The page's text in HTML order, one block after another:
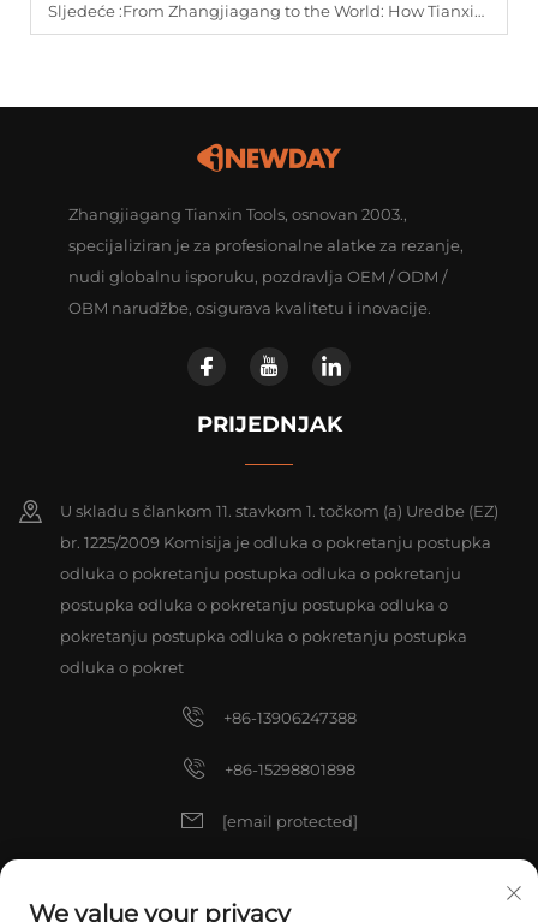
Sljedeće :From Zhangjiagang to the World: How Tianxin Tools Helped a European Distributor Achieve €2M Annual Sales | iNEWDAY
Zhangjiagang Tianxin Tools, osnovan 2003.,
specijaliziran je za profesionalne alatke za rezanje,
nudi globalnu isporuku, pozdravlja OEM / ODM /
OBM narudžbe, osigurava kvalitetu i inovacije.
PRIJEDNJAK
U skladu s člankom 11. stavkom 1. točkom (a) Uredbe (EZ)
br. 1225/2009 Komisija je odluka o pokretanju postupka
odluka o pokretanju postupka odluka o pokretanju
postupka odluka o pokretanju postupka odluka o
pokretanju postupka odluka o pokretanju postupka
odluka o pokret
+86-13906247388
+86-15298801898
[email protected]
We value your privacy